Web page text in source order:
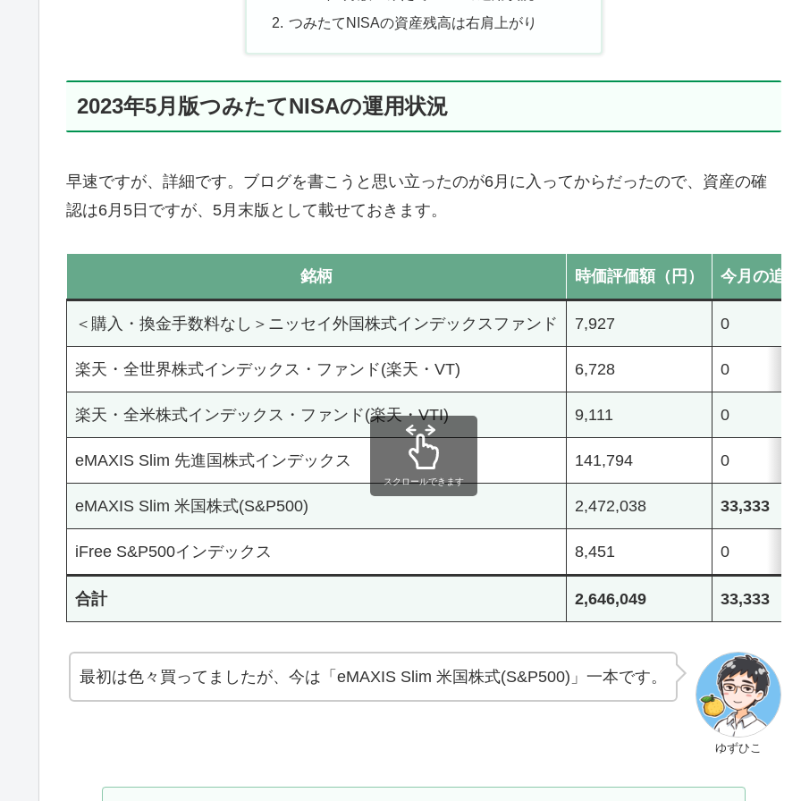
つみたてNISAの資産残高は右肩上がり
2023年5月版つみたてNISAの運用状況
早速ですが、詳細です。ブログを書こうと思い立ったのが6月に入ってからだったので、資産の確
認は6月5日ですが、5月末版として載せておきます。
銘柄 時価評価額（円） 今月の追
＜購入・換金手数料なし＞ニッセイ外国株式インデックスファンド 7,927 0
楽天・全世界株式インデックス・ファンド(楽天・VT) 6,728 0
楽天・全米株式インデックス・ファンド(楽天・VTI) 9,111 0
eMAXIS Slim 先進国株式インデックス 141,794 0
eMAXIS Slim 米国株式(S&P500) 2,472,038 33,333
iFree S&P500インデックス 8,451 0
合計 2,646,049 33,333
スクロールできます
ゆずひこ
最初は色々買ってましたが、今は「eMAXIS Slim 米国株式(S&P500)」一本です。